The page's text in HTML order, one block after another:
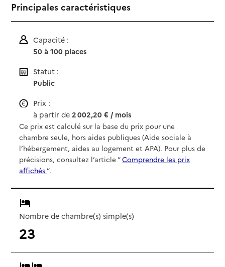
Principales caractéristiques
Capacité :
50 à 100 places
Statut :
Public
Prix :
à partir de2 002,20 € / mois
Ce prix est calculé sur la base du prix pour une
chambre seule, hors aides publiques (Aide sociale à
l’hébergement, aides au logement et APA). Pour plus de
précisions, consultez l’article “Comprendre les prix
affichés”.
Nombre de chambre(s) simple(s)
23